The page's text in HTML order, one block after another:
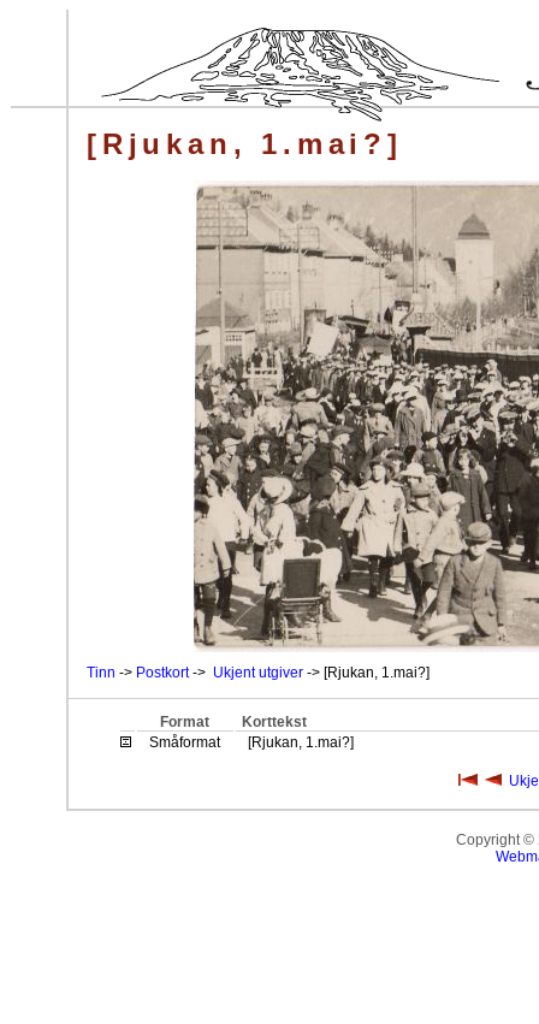
[Rjukan, 1.mai?]
Tinn -> Postkort-> Ukjent utgiver -> [Rjukan, 1.mai?]
Format
Korttekst
Småformat
[Rjukan, 1.mai?]
Copyright ©